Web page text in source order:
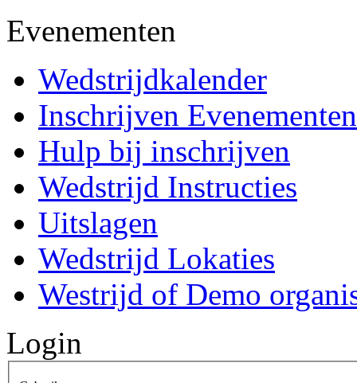
Evenementen
Wedstrijdkalender
Inschrijven Evenementen
Hulp bij inschrijven
Wedstrijd Instructies
Uitslagen
Wedstrijd Lokaties
Westrijd of Demo
Login